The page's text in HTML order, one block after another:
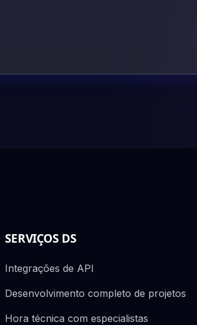
SERVIÇOS DS
Integrações de API
Desenvolvimento completo de projetos
Hora técnica com especialistas